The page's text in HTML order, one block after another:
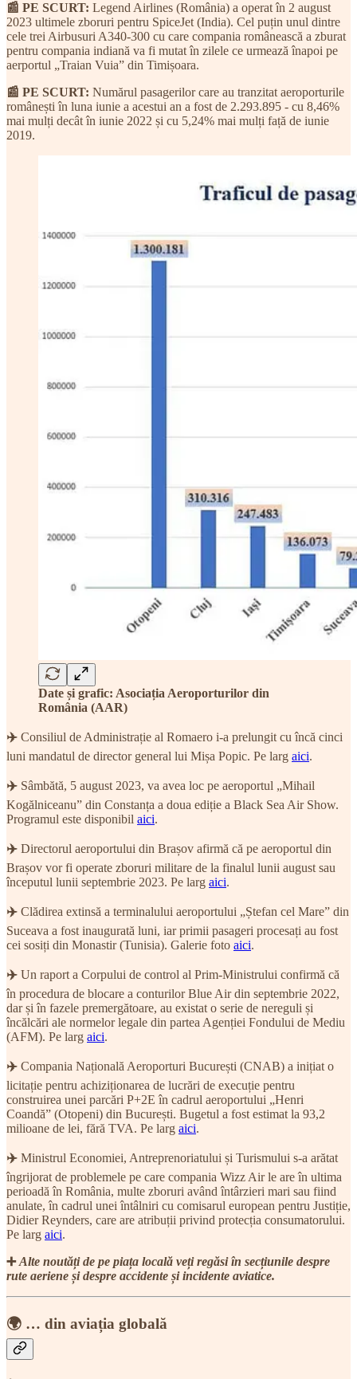
📰 PE SCURT: Legend Airlines (România) a operat în 2 august
2023 ultimele zboruri pentru SpiceJet (India). Cel puțin unul dintre
cele trei Airbusuri A340-300 cu care compania românească a zburat
pentru compania indiană va fi mutat în zilele ce urmează înapoi pe
aerportul „Traian Vuia” din Timișoara.
📰 PE SCURT: Numărul pasagerilor care au tranzitat aeroporturile
românești în luna iunie a acestui an a fost de 2.293.895 - cu 8,46%
mai mulți decât în iunie 2022 și cu 5,24% mai mulți față de iunie
2019.
Date și grafic: Asociația Aeroporturilor din
România (AAR)
✈️ Consiliul de Administrație al Romaero i-a prelungit cu încă cinci
luni mandatul de director general lui Mișa Popic. Pe larg aici.
✈️ Sâmbătă, 5 august 2023, va avea loc pe aeroportul „Mihail
Kogălniceanu” din Constanța a doua ediție a Black Sea Air Show.
Programul este disponibil aici.
✈️ Directorul aeroportului din Brașov afirmă că pe aeroportul din
Brașov vor fi operate zboruri militare de la finalul lunii august sau
începutul lunii septembrie 2023. Pe larg aici.
✈️ Clădirea extinsă a terminalului aeroportului „Ștefan cel Mare” din
Suceava a fost inaugurată luni, iar primii pasageri procesați au fost
cei sosiți din Monastir (Tunisia). Galerie foto aici.
✈️ Un raport a Corpului de control al Prim-Ministrului confirmă că
în procedura de blocare a conturilor Blue Air din septembrie 2022,
dar și în fazele premergătoare, au existat o serie de nereguli și
încălcări ale normelor legale din partea Agenției Fondului de Mediu
(AFM). Pe larg aici.
✈️ Compania Națională Aeroporturi București (CNAB) a inițiat o
licitație pentru achiziționarea de lucrări de execuție pentru
construirea unei parcări P+2E în cadrul aeroportului „Henri
Coandă” (Otopeni) din București. Bugetul a fost estimat la 93,2
milioane de lei, fără TVA. Pe larg aici.
✈️ Ministrul Economiei, Antreprenoriatului și Turismului s-a arătat
îngrijorat de problemele pe care compania Wizz Air le are în ultima
perioadă în România, multe zboruri având întârzieri mari sau fiind
anulate, în cadrul unei întâlniri cu comisarul european pentru Justiție,
Didier Reynders, care are atribuții privind protecția consumatorului.
Pe larg aici.
➕Alte noutăți de pe piața locală veți regăsi în secțiunile despre
rute aeriene și despre accidente și incidente aviatice.
🌍 … din aviația globală